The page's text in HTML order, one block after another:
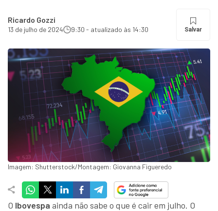
Ricardo Gozzi
13 de julho de 2024 9:30 - atualizado às 14:30 Salvar
Imagem: Shutterstock/Montagem: Giovanna Figueredo
O Ibovespa ainda não sabe o que é cair em julho. O